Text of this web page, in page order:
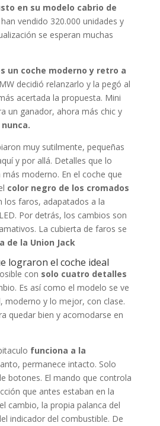
en su modelo cabrio de
vendido 320.000 unidades y
se esperan muchas
un coche moderno y retro a
decidió relanzarlo y la pegó al
acertada la propuesta. Mini
un ganador, ahora más chic y
muy sutilmente, pequeñas
y por allá. Detalles que lo
moderno. En el coche que
color negro de los cromados
los faros, adapatados a la
Por detrás, los cambios son
La cubierta de faros se
de la Union Jack
lograron el coche ideal
con solo cuatro detalles
Es así como el modelo se ve
moderno y lo mejor, con clase.
quedar bien y acomodarse en
funciona a la
permanece intacto. Solo
botones. El mando que controla
que antes estaban en la
cambio, la propia palanca del
indicador del combustible. De